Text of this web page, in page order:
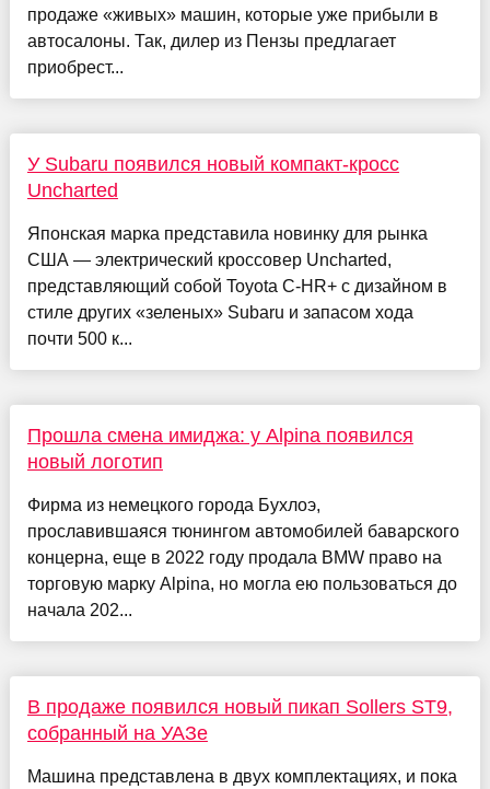
продаже «живых» машин, которые уже прибыли в
автосалоны. Так, дилер из Пензы предлагает
приобрест...
У Subaru появился новый компакт-кросс
Uncharted
Японская марка представила новинку для рынка
США — электрический кроссовер Uncharted,
представляющий собой Toyota C-HR+ с дизайном в
стиле других «зеленых» Subaru и запасом хода
почти 500 к...
Прошла смена имиджа: у Alpina появился
новый логотип
Фирма из немецкого города Бухлоэ,
прославившаяся тюнингом автомобилей баварского
концерна, еще в 2022 году продала BMW право на
торговую марку Alpina, но могла ею пользоваться до
начала 202...
В продаже появился новый пикап Sollers ST9,
собранный на УАЗе
Машина представлена в двух комплектациях, и пока